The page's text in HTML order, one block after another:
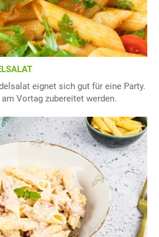
eignet sich gut für eine Party.
Vortag zubereitet werden.